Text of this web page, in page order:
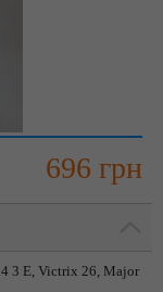
696 грн
3 Е, Victrix 26, Major